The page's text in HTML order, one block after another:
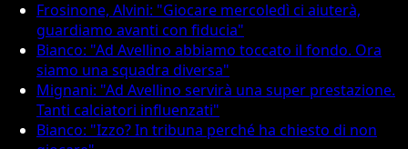
Frosinone, Alvini: "Giocare mercoledì ci aiuterà,
guardiamo avanti con fiducia"
Bianco: "Ad Avellino abbiamo toccato il fondo. Ora
siamo una squadra diversa"
Mignani: "Ad Avellino servirà una super prestazione.
Tanti calciatori influenzati"
Bianco: "Izzo? In tribuna perché ha chiesto di non